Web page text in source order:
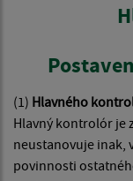
(1) Hlavného
Hlavný kontrolór je
neustanovuje inak,
povinnosti